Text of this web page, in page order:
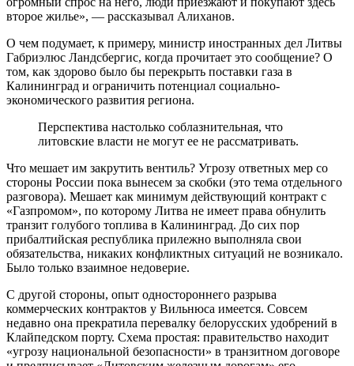
второе жилье», — рассказывал Алиханов.
О чем подумает, к примеру, министр иностранных дел Литвы
Габриэлюс Ландсбергис, когда прочитает это сообщение? О
том, как здорово было бы перекрыть поставки газа в
Калининград и ограничить потенциал социально-
экономического развития региона.
Перспектива настолько соблазнительная, что
литовские власти не могут ее не рассматривать.
Что мешает им закрутить вентиль? Угрозу ответных мер со
стороны России пока вынесем за скобки (это тема отдельного
разговора). Мешает как минимум действующий контракт с
«Газпромом», по которому Литва не имеет права обнулить
транзит голубого топлива в Калининград. До сих пор
прибалтийская республика прилежно выполняла свои
обязательства, никаких конфликтных ситуаций не возникало.
Было только взаимное недоверие.
С другой стороны, опыт одностороннего разрыва
коммерческих контрактов у Вильнюса имеется. Совсем
недавно она прекратила перевалку белорусских удобрений в
Клайпедском порту. Схема простая: правительство находит
«угрозу национальной безопасности» в транзитном договоре